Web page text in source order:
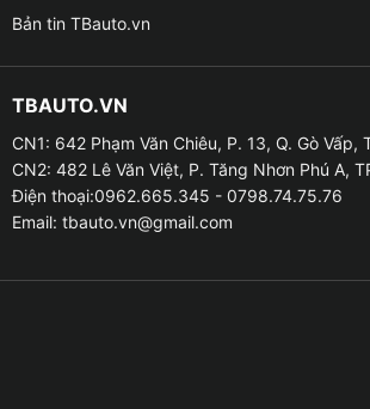
Bản tin TBauto.vn
TBAUTO.VN
CN1: 642 Phạm Văn Chiêu, P. 13, Q. Gò Vấp,
CN2: 482 Lê Văn Việt, P. Tăng Nhơn Phú A,
Điện thoại:0962.665.345 - 0798.74.75.76
Email: tbauto.vn@gmail.com